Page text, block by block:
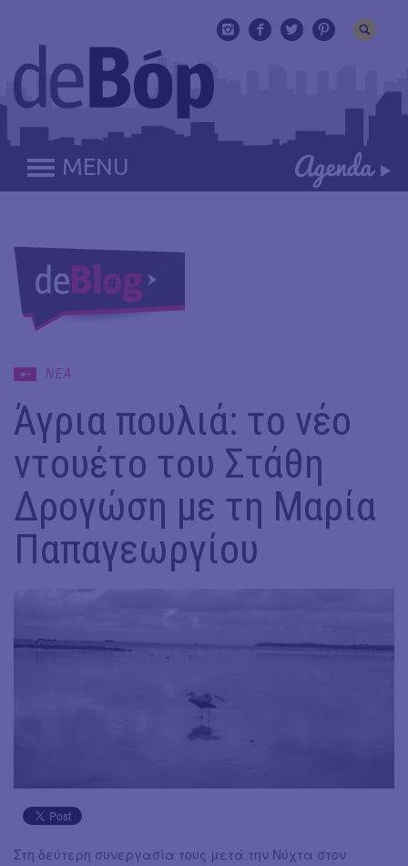
MENU
ΝΕΑ
Άγρια πουλιά: το νέο
ντουέτο του Στάθη
Δρογώση με τη Μαρία
Παπαγεωργίου
Στη δεύτερη συνεργασία τους μετά την Νύχτα στον